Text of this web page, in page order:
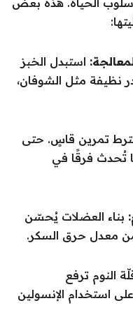
الحياة. هذه بعض
استبدل الخبز
نظيفة مثل الشوفان،
تمرين قاسٍ. حتى
تُحدث فرقًا في
بناء العضلات يُحسّن
من معدل حرق السكر.
النوم ترفع
استخدام الإنسولين